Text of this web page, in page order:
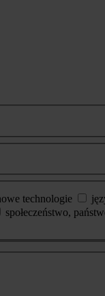
technologie
społeczeństwo,